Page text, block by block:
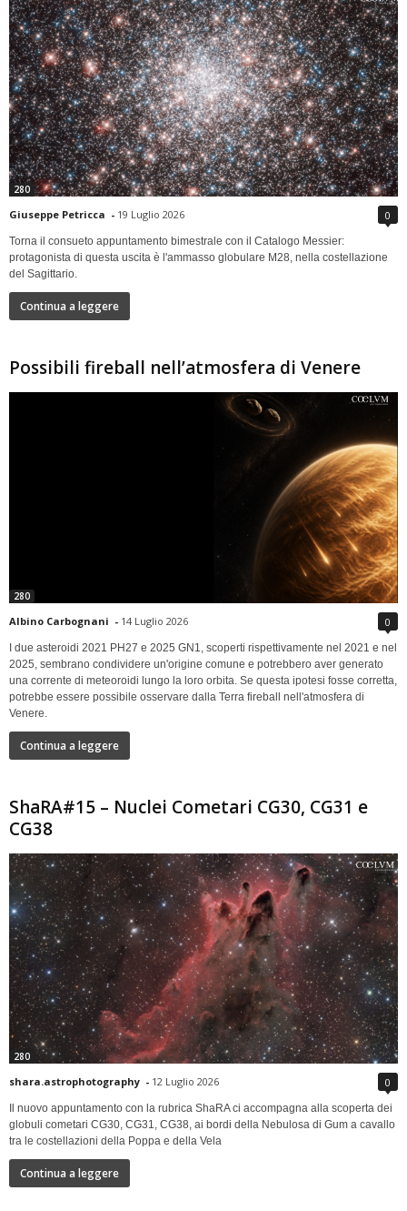
280
Giuseppe Petricca - 19 Luglio 2026 0
Torna il consueto appuntamento bimestrale con il Catalogo Messier:
protagonista di questa uscita è l'ammasso globulare M28, nella costellazione
del Sagittario.
Continua a leggere
Possibili fireball nell’atmosfera di Venere
280
Albino Carbognani - 14 Luglio 2026 0
I due asteroidi 2021 PH27 e 2025 GN1, scoperti rispettivamente nel 2021 e nel
2025, sembrano condividere un'origine comune e potrebbero aver generato
una corrente di meteoroidi lungo la loro orbita. Se questa ipotesi fosse corretta,
potrebbe essere possibile osservare dalla Terra fireball nell'atmosfera di
Venere.
Continua a leggere
ShaRA#15 – Nuclei Cometari CG30, CG31 e
CG38
280
shara.astrophotography - 12 Luglio 2026 0
Il nuovo appuntamento con la rubrica ShaRA ci accompagna alla scoperta dei
globuli cometari CG30, CG31, CG38, ai bordi della Nebulosa di Gum a cavallo
tra le costellazioni della Poppa e della Vela
Continua a leggere